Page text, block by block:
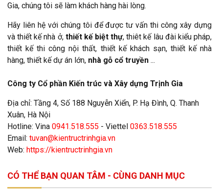
Gia, chúng tôi sẽ làm khách hàng hài lòng.
Hãy liên hệ với chúng tôi để được tư vấn thi công xây dựng
và thiết kế nhà ở, thiết kế biệt thự, thiêt kế lâu đài kiểu pháp,
thiết kế thi công nội thất, thiết kế khách sạn, thiết kế nhà
hàng, thiết kế dự án lớn, nhà gỗ cổ truyền ...
Công ty Cổ phần Kiến trúc và Xây dựng Trịnh Gia
Địa chỉ: Tầng 4, Số 188 Nguyễn Xiển, P. Hạ Đình, Q. Thanh
Xuân, Hà Nội
Hotline: Vina 0941.518.555 - Viettel 0363.518.555
Email: tuvan@kientructrinhgia.vn
Web: https://kientructrinhgia.vn
CÓ THỂ BẠN QUAN TÂM - CÙNG DANH MỤC